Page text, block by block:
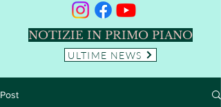
NOTIZIE IN PRIMO PIANO
ULTIME NEWS
Post